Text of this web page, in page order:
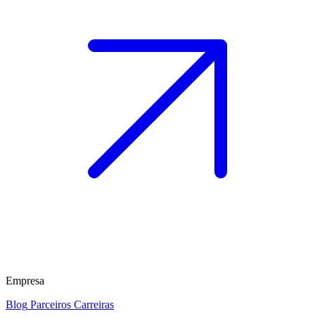
Empresa
Blog Parceiros Carreiras